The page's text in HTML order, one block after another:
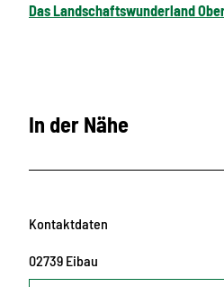
Das Landschaftswunderland
In der Nähe
Kontaktdaten
02739 Eibau